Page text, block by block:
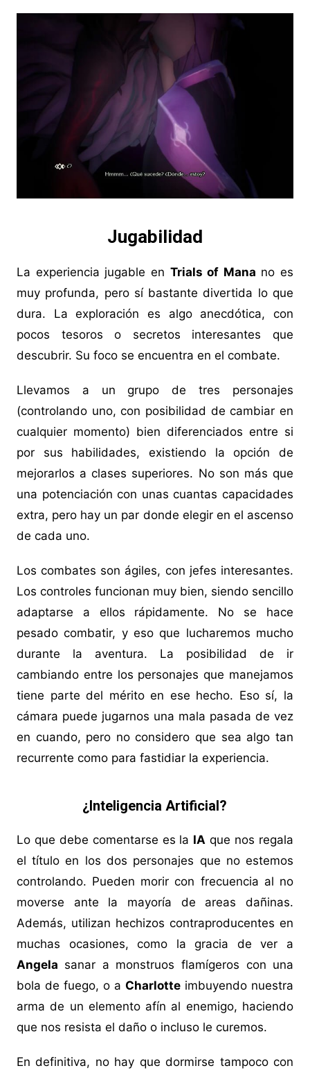
Jugabilidad
La experiencia jugable en Trials of Mana no es
muy profunda, pero sí bastante divertida lo que
dura. La exploración es algo anecdótica, con
pocos tesoros o secretos interesantes que
descubrir. Su foco se encuentra en el combate.
Llevamos a un grupo de tres personajes
(controlando uno, con posibilidad de cambiar en
cualquier momento) bien diferenciados entre si
por sus habilidades, existiendo la opción de
mejorarlos a clases superiores. No son más que
una potenciación con unas cuantas capacidades
extra, pero hay un par donde elegir en el ascenso
de cada uno.
Los combates son ágiles, con jefes interesantes.
Los controles funcionan muy bien, siendo sencillo
adaptarse a ellos rápidamente. No se hace
pesado combatir, y eso que lucharemos mucho
durante la aventura. La posibilidad de ir
cambiando entre los personajes que manejamos
tiene parte del mérito en ese hecho. Eso sí, la
cámara puede jugarnos una mala pasada de vez
en cuando, pero no considero que sea algo tan
recurrente como para fastidiar la experiencia.
¿Inteligencia Artificial?
Lo que debe comentarse es la IA que nos regala
el título en los dos personajes que no estemos
controlando. Pueden morir con frecuencia al no
moverse ante la mayoría de areas dañinas.
Además, utilizan hechizos contraproducentes en
muchas ocasiones, como la gracia de ver a
Angela sanar a monstruos flamígeros con una
bola de fuego, o aCharlotte imbuyendo nuestra
arma de un elemento afín al enemigo, haciendo
que nos resista el daño o incluso le curemos.
En definitiva, no hay que dormirse tampoco con